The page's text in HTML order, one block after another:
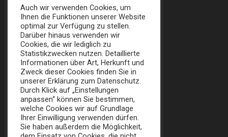
sie sich Überzeugen!
+49 (0) 30 924 0 95 97
Apollofalterallee 98, 12683 Berlin
info@broker-gmbh.de
INFORMATIONEN
Impressum
Datenschutz
MENÜ
Home
Messe
Auch wir verwenden Cookies, um
Ihnen die Funktionen unserer Website
optimal zur Verfügung zu stellen.
Darüber hinaus verwenden wir
Cookies, die wir lediglich zu
Statistikzwecken nutzen. Detaillierte
Informationen über Art, Herkunft und
Zweck dieser Cookies finden Sie in
unserer Erklärung zum Datenschutz.
Durch Klick auf „Einstellungen
anpassen“ können Sie bestimmen,
welche Cookies wir auf Grundlage
Ihrer Einwilligung verwenden dürfen.
Sie haben außerdem die Möglichkeit,